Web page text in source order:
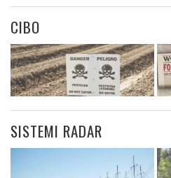
CIBO
SISTEMI RADAR